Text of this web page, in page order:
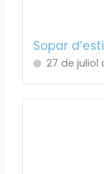
Sopar
27 de juliol